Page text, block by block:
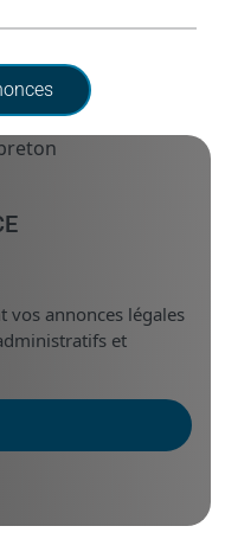
vos annonces légales
et